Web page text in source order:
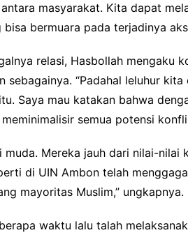
masyarakat. Kita dapat
bermuara pada terjadinya
relasi, Hasbollah
“Padahal leluhur
Saya mau katakan bahwa
semua potensi
Mereka jauh dari nilai-
di UIN Ambon telah
mayoritas Muslim,” ungkapnya.
waktu lalu talah